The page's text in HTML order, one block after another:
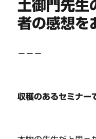
土御門先生
者の感想を
－－－
収穫のあるセミナー